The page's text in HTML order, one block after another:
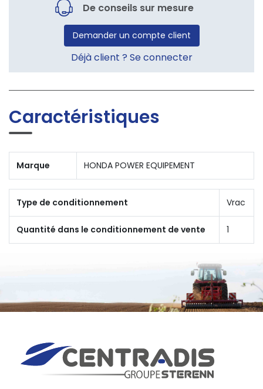
De conseils sur mesure
Demander un compte client
Déjà client ? Se connecter
Caractéristiques
Marque HONDA POWER EQUIPEMENT
Type de conditionnement Vrac
Quantité dans le conditionnement de vente 1